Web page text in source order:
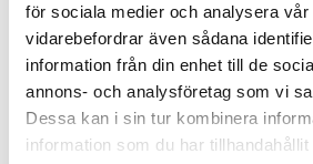
för sociala medier och analysera
vidarebefordrar även sådana
information från din enhet till de
annons- och analysföretag som vi
Dessa kan i sin tur kombinera
information som du har
Varianten finns att köpa i
offertförfrågan väljer du mått,
karmsamttrycke.
Kontakta oss via eller
några funderingar eller särskilda